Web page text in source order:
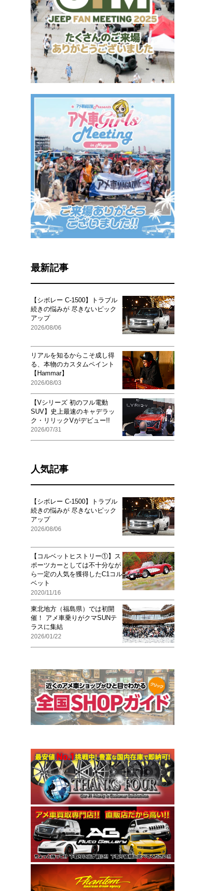
最新記事
【シボレー C-1500】トラブル
続きの悩みが 尽きないピック
アップ
2026/08/06
リアルを知るからこそ成し得
る、本物のカスタムペイント
【Hammar】
2026/08/03
【Vシリーズ 初のフル電動
SUV】史上最速のキャデラッ
ク・リリックVがデビュー!!
2026/07/31
人気記事
【シボレー C-1500】トラブル
続きの悩みが 尽きないピック
アップ
2026/08/06
【コルベットヒストリー①】ス
ポーツカーとしては不十分なが
ら一定の人気を獲得したC1コル
ベット
2020/11/16
東北地方（福島県）では初開
催！ アメ車乗りがクマSUNテ
ラスに集結
2026/01/22